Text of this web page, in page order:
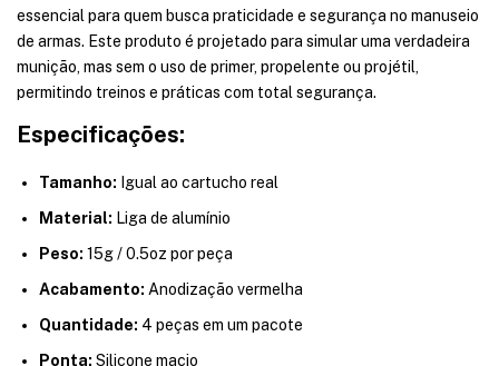
essencial para quem busca praticidade e segurança no manuseio
de armas. Este produto é projetado para simular uma verdadeira
munição, mas sem o uso de primer, propelente ou projétil,
permitindo treinos e práticas com total segurança.
Especificações:
Tamanho: Igual ao cartucho real
Material: Liga de alumínio
Peso: 15g / 0.5oz por peça
Acabamento: Anodização vermelha
Quantidade: 4 peças em um pacote
Ponta: Silicone macio